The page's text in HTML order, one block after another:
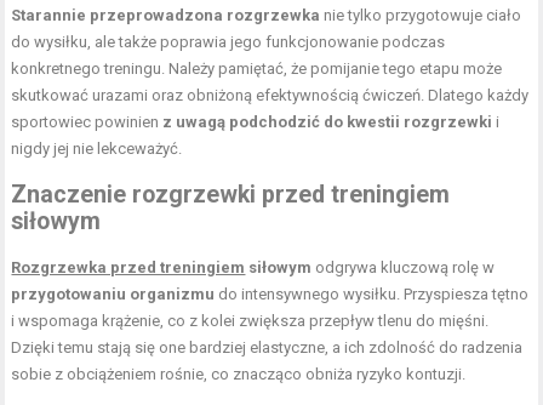
Starannie przeprowadzona rozgrzewka nie tylko przygotowuje ciało
do wysiłku, ale także poprawia jego funkcjonowanie podczas
konkretnego treningu. Należy pamiętać, że pomijanie tego etapu może
skutkować urazami oraz obniżoną efektywnością ćwiczeń. Dlatego każdy
sportowiec powinien z uwagą podchodzić do kwestii rozgrzewki i
nigdy jej nie lekceważyć.
Znaczenie rozgrzewki przed treningiem
siłowym
Rozgrzewka przed treningiem siłowym odgrywa kluczową rolę w
przygotowaniu organizmu do intensywnego wysiłku. Przyspiesza tętno
i wspomaga krążenie, co z kolei zwiększa przepływ tlenu do mięśni.
Dzięki temu stają się one bardziej elastyczne, a ich zdolność do radzenia
sobie z obciążeniem rośnie, co znacząco obniża ryzyko kontuzji.